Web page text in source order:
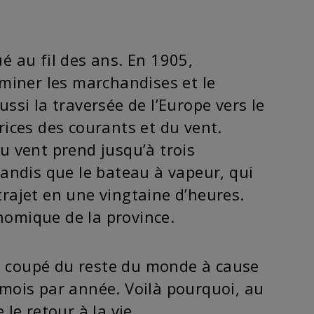
au fil des ans. En 1905,
les marchandises et le
la traversée de l’Europe vers le
des courants et du vent.
vent prend jusqu’à trois
que le bateau à vapeur, qui
en une vingtaine d’heures.
de la province.
du reste du monde à cause
par année. Voilà pourquoi, au